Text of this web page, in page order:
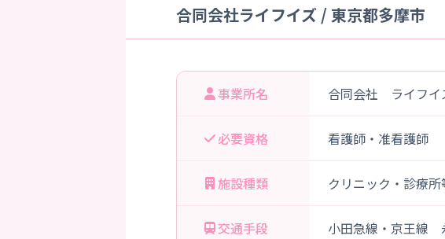
合同会社ライフイズ / 東京都多摩市
事業所名 合同会社 ライフイ
必要資格 看護師・准看護師
施設種類 クリニック・診療所
交通手段 小田急線・京王